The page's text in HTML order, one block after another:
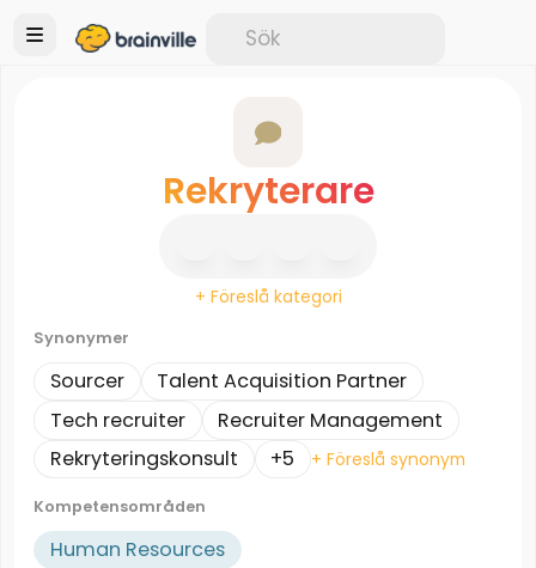
Rekryterare
+ Föreslå kategori
Synonymer
Sourcer
Talent Acquisition Partner
Tech recruiter
Recruiter Management
Rekryteringskonsult
+5 + Föreslå synonym
Kompetensområden
Human Resources